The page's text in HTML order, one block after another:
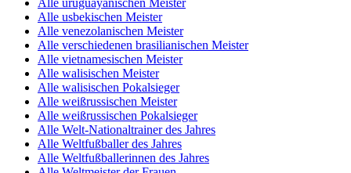
Alle usbekischen Meister
Alle venezolanischen Meister
Alle verschiedenen brasilianischen Meister
Alle vietnamesischen Meister
Alle walisischen Meister
Alle walisischen Pokalsieger
Alle weißrussischen Meister
Alle weißrussischen Pokalsieger
Alle Welt-Nationaltrainer des Jahres
Alle Weltfußballer des Jahres
Alle Weltfußballerinnen des Jahres